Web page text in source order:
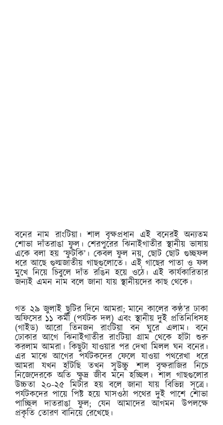
বনের নাম রাংটিয়া। শাল বৃক্ষপ্রধান এই বনেরই অন্যতম
শোভা দাঁতরাঙা ফুল। শেরপুরের ঝিনাইগাতীর স্থানীয় ভাষায়
একে বলা হয় ‘ফুটকি’। কেবল ফুল নয়, ছোট ছোট গুচ্ছফল
ধরে আছে গুল্মজাতীয় গাছগুলোতে। এই গাছের পাতা ও ফল
মুখে নিয়ে চিবুলে দাঁত রঙিন হয়ে ওঠে। এই কার্যকারিতার
জন্যই এমন নাম বলে জানা যায় স্থানীয়দের কাছ থেকে।
গত ২৯ জুলাই ছুটির দিনে আমরা; মানে কালের কণ্ঠ’র ঢাকা
অফিসের ১১ কর্মী (পর্যটক দল) এবং স্থানীয় দুই প্রতিনিধিসহ
(গাইড) আরো তিনজন রাংটিয়া বন ঘুরে এলাম। বনে
ঢোকার আগে ঝিনাইগাতীর রাংটিয়া গ্রাম থেকে হাঁটা শুরু
করলাম আমরা। কিছুটা যাওয়ার পর দেখা মিলল ঘন বনের।
এর মাঝে আগের পর্যটকদের ফেলে যাওয়া পথরেখা ধরে
আমরা যখন হাঁটছি তখন সুউচ্চু শাল বৃক্ষরাজির নিচে
নিজেদেরকে অতি ক্ষুদ্র জীব মনে হচ্ছিল। শাল গাছগুলোর
উচ্চতা ২০-২৫ মিটার হয় বলে জানা যায় বিভিন্ন সূত্রে।
পর্যটকদের পায়ে পিষ্ট হয়ে ঘাসওঠা পথের দুই পাশে শোভা
পাচ্ছিল দাতরাঙা ফুল; যেন আমাদের আগমন উপলক্ষে
প্রকৃতি তোরণ বানিয়ে রেখেছে।